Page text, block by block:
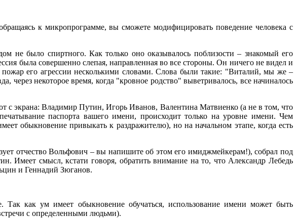
к микропрограмме, вы сможете модифицировать поведение человека с
не было спиртного. Как только оно оказывалось поблизости – знакомый его
была совершенно слепая, направленная во все стороны. Он ничего не видел и
его агрессии несколькими словами. Слова были такие: "Виталий, мы же –
через некоторое время, когда "кровное родство" выветривалось, все начиналось
с экрана: Владимир Путин, Игорь Иванов, Валентина Матвиенко (а не в том, что
паспорта вашего имени, происходит только на уровне имени. Чем
обыкновение привыкать к раздражителю), но на начальном этапе, когда есть
отчество Вольфович – вы напишите об этом его имиджмейкерам!), собрал под
смысл, кстати говоря, обратить внимание на то, что Александр Лебедь
и Геннадий Зюганов.
как ум имеет обыкновение обучаться, использование имени может быть
с определенными людьми).